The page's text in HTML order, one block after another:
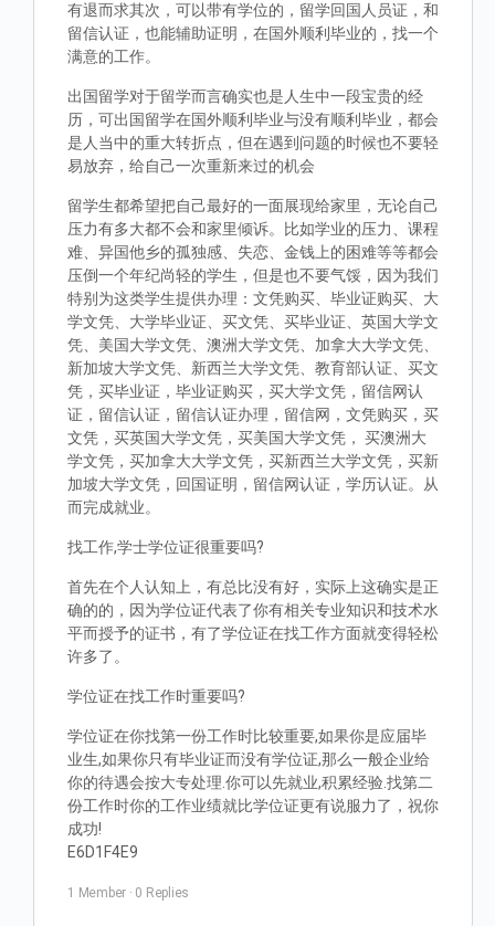
有退而求其次，可以带有学位的，留学回国人员证，和
留信认证，也能辅助证明，在国外顺利毕业的，找一个
满意的工作。
出国留学对于留学而言确实也是人生中一段宝贵的经
历，可出国留学在国外顺利毕业与没有顺利毕业，都会
是人当中的重大转折点，但在遇到问题的时候也不要轻
易放弃，给自己一次重新来过的机会
留学生都希望把自己最好的一面展现给家里，无论自己
压力有多大都不会和家里倾诉。比如学业的压力、课程
难、异国他乡的孤独感、失恋、金钱上的困难等等都会
压倒一个年纪尚轻的学生，但是也不要气馁，因为我们
特别为这类学生提供办理：文凭购买、毕业证购买、大
学文凭、大学毕业证、买文凭、买毕业证、英国大学文
凭、美国大学文凭、澳洲大学文凭、加拿大大学文凭、
新加坡大学文凭、新西兰大学文凭、教育部认证、买文
凭，买毕业证，毕业证购买，买大学文凭，留信网认
证，留信认证，留信认证办理，留信网，文凭购买，买
文凭，买英国大学文凭，买美国大学文凭， 买澳洲大
学文凭，买加拿大大学文凭，买新西兰大学文凭，买新
加坡大学文凭，回国证明，留信网认证，学历认证。从
而完成就业。
找工作,学士学位证很重要吗?
首先在个人认知上，有总比没有好，实际上这确实是正
确的的，因为学位证代表了你有相关专业知识和技术水
平而授予的证书，有了学位证在找工作方面就变得轻松
许多了。
学位证在找工作时重要吗?
学位证在你找第一份工作时比较重要,如果你是应届毕
业生,如果你只有毕业证而没有学位证,那么一般企业给
你的待遇会按大专处理.你可以先就业,积累经验.找第二
份工作时你的工作业绩就比学位证更有说服力了，祝你
成功!
E6D1F4E9
1 Member · 0 Replies